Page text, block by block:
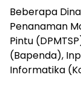
Beberapa
Penanaman
Pintu
(Bapenda),
Informatika